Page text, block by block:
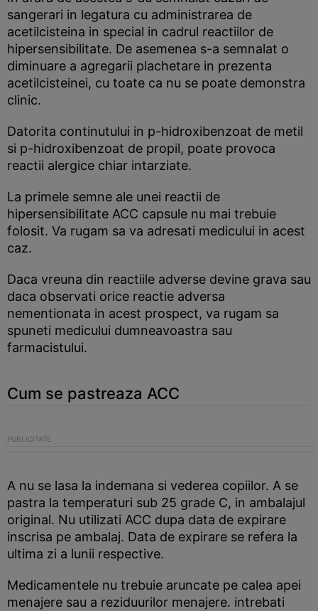
sangerari in legatura cu administrarea de
acetilcisteina in special in cadrul reactiilor de
hipersensibilitate. De asemenea s-a semnalat o
diminuare a agregarii plachetare in prezenta
acetilcisteinei, cu toate ca nu se poate demonstra
clinic.
Datorita continutului in p-hidroxibenzoat de metil
si p-hidroxibenzoat de propil, poate provoca
reactii alergice chiar intarziate.
La primele semne ale unei reactii de
hipersensibilitate ACC capsule nu mai trebuie
folosit. Va rugam sa va adresati medicului in acest
caz.
Daca vreuna din reactiile adverse devine grava sau
daca observati orice reactie adversa
nementionata in acest prospect, va rugam sa
spuneti medicului dumneavoastra sau
farmacistului.
Cum se pastreaza ACC
A nu se lasa la indemana si vederea copiilor. A se
pastra la temperaturi sub 25 grade C, in ambalajul
original. Nu utilizati ACC dupa data de expirare
inscrisa pe ambalaj. Data de expirare se refera la
ultima zi a lunii respective.
Medicamentele nu trebuie aruncate pe calea apei
menajere sau a reziduurilor menajere. intrebati